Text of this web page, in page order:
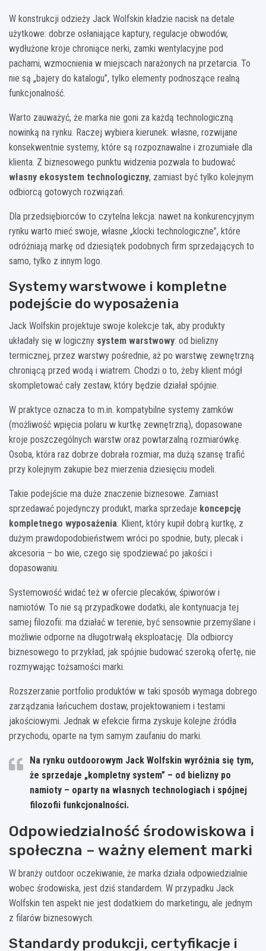
W konstrukcji odzieży Jack Wolfskin kładzie nacisk na detale
użytkowe: dobrze osłaniające kaptury, regulacje obwodów,
wydłużone kroje chroniące nerki, zamki wentylacyjne pod
pachami, wzmocnienia w miejscach narażonych na przetarcia. To
nie są „bajery do katalogu”, tylko elementy podnoszące realną
funkcjonalność.
Warto zauważyć, że marka nie goni za każdą technologiczną
nowinką na rynku. Raczej wybiera kierunek: własne, rozwijane
konsekwentnie systemy, które są rozpoznawalne i zrozumiałe dla
klienta. Z biznesowego punktu widzenia pozwala to budować
własny ekosystem technologiczny, zamiast być tylko kolejnym
odbiorcą gotowych rozwiązań.
Dla przedsiębiorców to czytelna lekcja: nawet na konkurencyjnym
rynku warto mieć swoje, własne „klocki technologiczne”, które
odróżniają markę od dziesiątek podobnych firm sprzedających to
samo, tylko z innym logo.
Systemy warstwowe i kompletne
podejście do wyposażenia
Jack Wolfskin projektuje swoje kolekcje tak, aby produkty
układały się w logiczny system warstwowy: od bielizny
termicznej, przez warstwy pośrednie, aż po warstwę zewnętrzną
chroniącą przed wodą i wiatrem. Chodzi o to, żeby klient mógł
skompletować cały zestaw, który będzie działał spójnie.
W praktyce oznacza to m.in. kompatybilne systemy zamków
(możliwość wpięcia polaru w kurtkę zewnętrzną), dopasowane
kroje poszczególnych warstw oraz powtarzalną rozmiarówkę.
Osoba, która raz dobrze dobrała rozmiar, ma dużą szansę trafić
przy kolejnym zakupie bez mierzenia dziesięciu modeli.
Takie podejście ma duże znaczenie biznesowe. Zamiast
sprzedawać pojedynczy produkt, marka sprzedaje koncepcję
kompletnego wyposażenia. Klient, który kupił dobrą kurtkę, z
dużym prawdopodobieństwem wróci po spodnie, buty, plecak i
akcesoria – bo wie, czego się spodziewać po jakości i
dopasowaniu.
Systemowość widać też w ofercie plecaków, śpiworów i
namiotów. To nie są przypadkowe dodatki, ale kontynuacja tej
samej filozofii: ma działać w terenie, być sensownie przemyślane i
możliwie odporne na długotrwałą eksploatację. Dla odbiorcy
biznesowego to przykład, jak spójnie budować szeroką ofertę, nie
rozmywając tożsamości marki.
Rozszerzanie portfolio produktów w taki sposób wymaga dobrego
zarządzania łańcuchem dostaw, projektowaniem i testami
jakościowymi. Jednak w efekcie firma zyskuje kolejne źródła
przychodu, oparte na tym samym zaufaniu do marki.
Na rynku outdoorowym Jack Wolfskin wyróżnia się tym,
że sprzedaje „kompletny system” – od bielizny po
namioty – oparty na własnych technologiach i spójnej
filozofii funkcjonalności.
Odpowiedzialność środowiskowa i
społeczna – ważny element marki
W branży outdoor oczekiwanie, że marka działa odpowiedzialnie
wobec środowiska, jest dziś standardem. W przypadku Jack
Wolfskin ten aspekt nie jest dodatkiem do marketingu, ale jednym
z filarów biznesowych.
Standardy produkcji, certyfikacje i